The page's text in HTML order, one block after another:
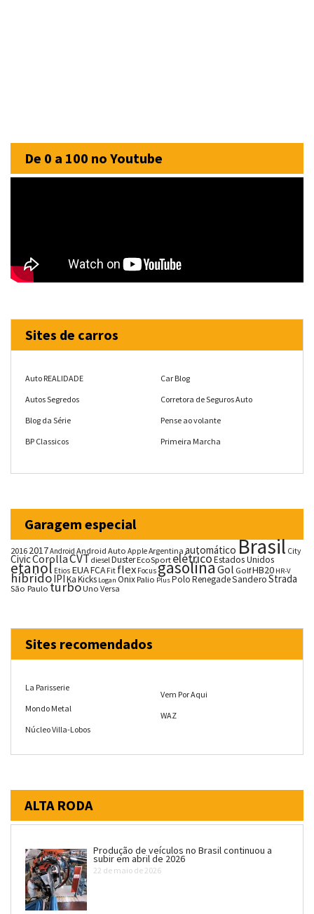
De 0 a 100 no Youtube
Sites de carros
Auto REALIDADE
Autos Segredos
Blog da Série
BP Classicos
Car Blog
Corretora de Seguros Auto
Pense ao volante
Primeira Marcha
Garagem especial
20162017Android Android Auto AppleArgentina automáticoBrasil City
CivicCorollaCVTdieselDusterEcoSportelétricoEstados Unidos
etanol Etios EUAFCA Fit flex FocusgasolinaGol GolfHB20 HR-V
híbridoIPIKaKicks Logan OnixPalio PlusPoloRenegadeSanderoStrada
São Paulo turboUno Versa
Sites recomendados
La Parisserie
Mondo Metal
Núcleo Villa-Lobos
Vem Por Aqui
WAZ
ALTA RODA
Produção de veículos no Brasil continuou a
subir em abril de 2026
22 de maio de 2026